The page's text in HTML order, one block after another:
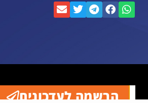
הרשמה לעדכונים